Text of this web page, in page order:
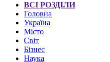
ВСІ РОЗДІЛИ
Головна
Україна
Місто
Світ
Бізнес
Наука